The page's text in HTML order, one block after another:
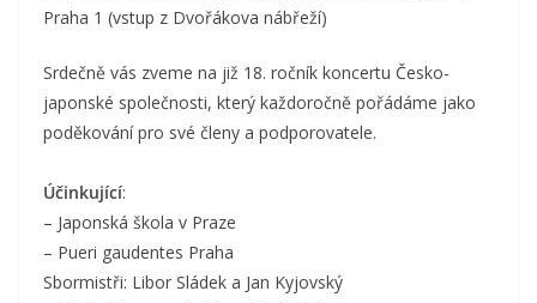
Praha 1 (vstup z Dvořákova nábřeží)
Srdečně vás zveme na již 18. ročník koncertu Česko-
japonské společnosti, který každoročně pořádáme jako
poděkování pro své členy a podporovatele.
Účinkující:
– Japonská škola v Praze
– Pueri gaudentes Praha
Sbormistři: Libor Sládek a Jan Kyjovský